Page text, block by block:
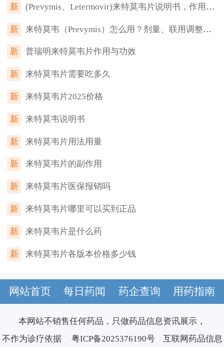
新 (Prevymis、Letermovir)来特莫韦片说明书，作用功效、如何用药、副作用及对策
新 来特莫韦（Prevymis）怎么用？剂量、联用调整、特殊人群一次讲清
新 普瑞明来特莫韦片作用与功效
新 来特莫韦片需要吃多久
新 来特莫韦片2025价格
新 来特莫韦说明书
新 来特莫韦片用法用量
新 来特莫韦片的副作用
新 来特莫韦片医保报销吗
新 来特莫韦片哪里可以买到正品
新 来特莫韦片是什么药
新 来特莫韦片各版本价格多少钱
网站首页 每日药闻 药企查询 用药指南
本网站不销售任何药品，只做药品信息资讯展示，
不作为诊疗依据 粤ICP备2025376190号 互联网药品信息